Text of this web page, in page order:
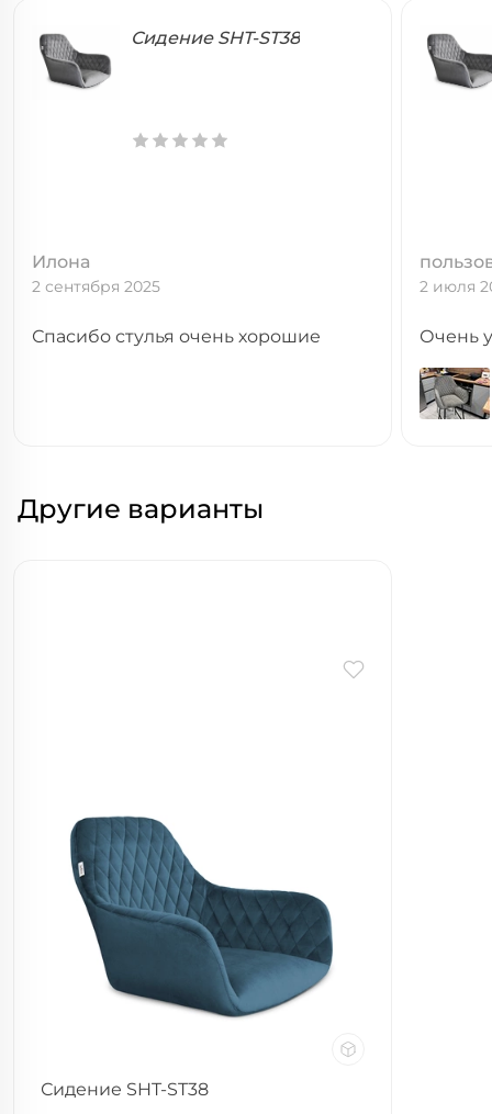
Сидение SHT-ST38
Илона
2 сентября 2025
Спасибо стулья очень хорошие
2 июля
Очень
Другие варианты
Сидение SHT-ST38